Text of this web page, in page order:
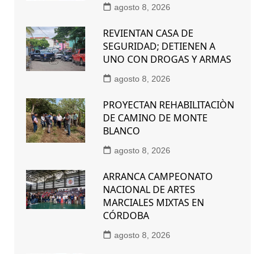
agosto 8, 2026
REVIENTAN CASA DE
SEGURIDAD; DETIENEN A
UNO CON DROGAS Y ARMAS
agosto 8, 2026
PROYECTAN REHABILITACIÒN
DE CAMINO DE MONTE
BLANCO
agosto 8, 2026
ARRANCA CAMPEONATO
NACIONAL DE ARTES
MARCIALES MIXTAS EN
CÓRDOBA
agosto 8, 2026